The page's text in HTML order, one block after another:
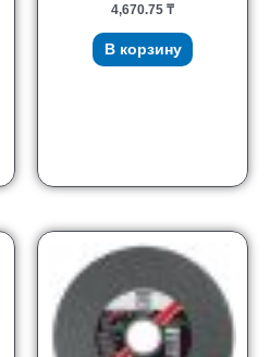
4,670.75 ₸
В корзину